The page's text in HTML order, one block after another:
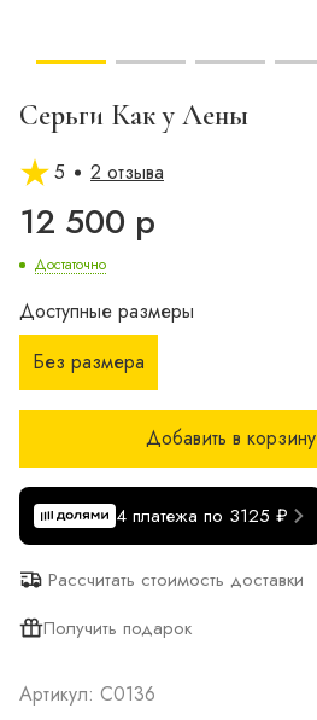
Серьги Как у Лены
5 2 отзыва
12 500 р
Достаточно
Доступные размеры
Без размера
Добавить в корзину
4 платежа по 3125 ₽
Рассчитать стоимость доставки
Получить подарок
Артикул: С0136